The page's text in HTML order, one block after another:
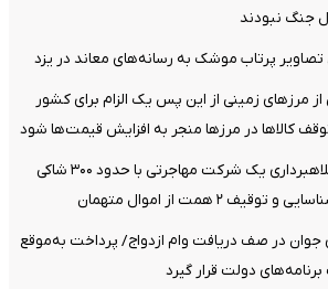
جنگ نبودند
تصاویر پرتاب موشک به رسانه‌های معاند در یزد
از مرزهای زمینی از این پس یک الزام برای کشور
کالاها در مرزها منجر به افزایش قیمت‌ها شود
رسیدگی به پرونده کلاهبرداری یک شرکت مهاجرتی با حدود ۳۰۰ شاکی
۲ همت از اموال متهمان
جوان در صف دریافت وام ازدواج/ پرداخت به‌موقع
برنامه‌های دولت قرار گیرد